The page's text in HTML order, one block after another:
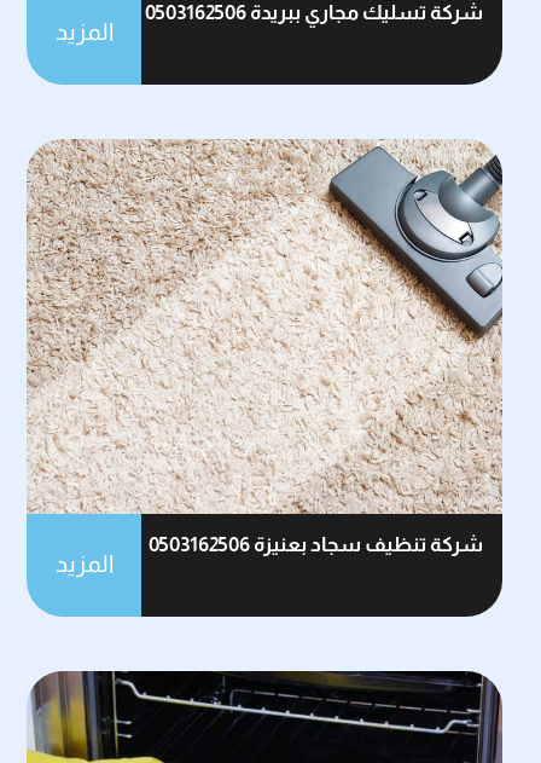
شركة تسليك مجاري ببريدة 0503162506
المزيد
شركة تنظيف سجاد بعنيزة 0503162506
المزيد